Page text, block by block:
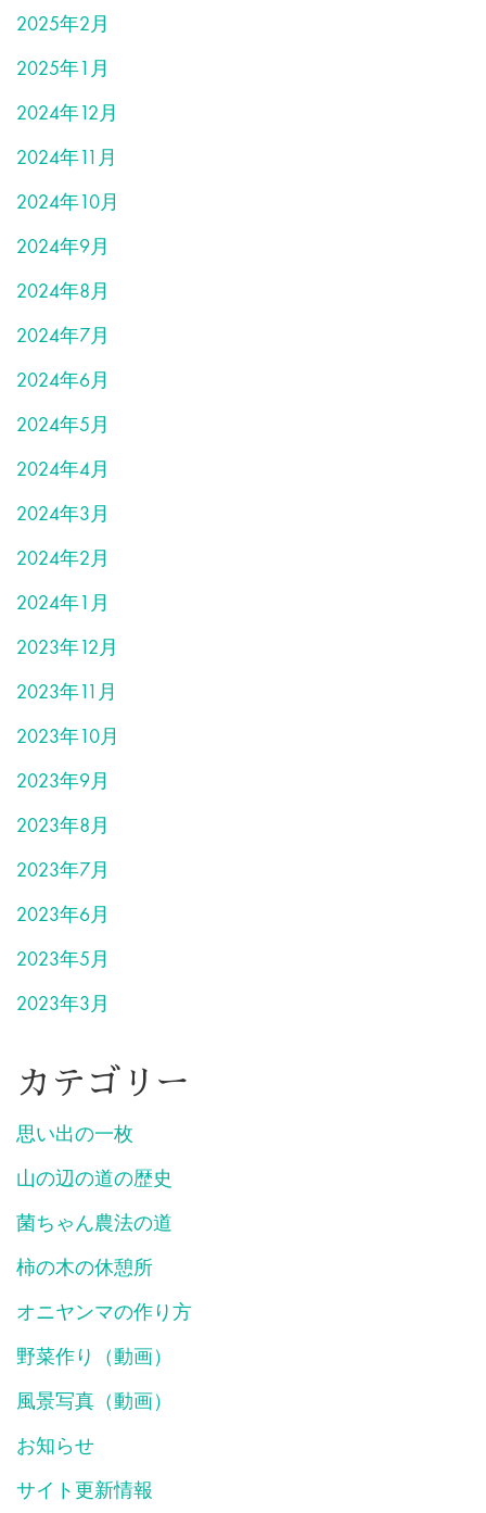
2025年2月
2025年1月
2024年12月
2024年11月
2024年10月
2024年9月
2024年8月
2024年7月
2024年6月
2024年5月
2024年4月
2024年3月
2024年2月
2024年1月
2023年12月
2023年11月
2023年10月
2023年9月
2023年8月
2023年7月
2023年6月
2023年5月
2023年3月
カテゴリー
思い出の一枚
山の辺の道の歴史
菌ちゃん農法の道
柿の木の休憩所
オニヤンマの作り方
野菜作り（動画）
風景写真（動画）
お知らせ
サイト更新情報